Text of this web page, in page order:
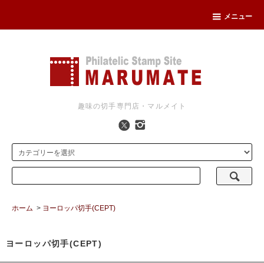
メニュー
趣味の切手専門店・マルメイト
ホーム > ヨーロッパ切手(CEPT)
ヨーロッパ切手(CEPT)